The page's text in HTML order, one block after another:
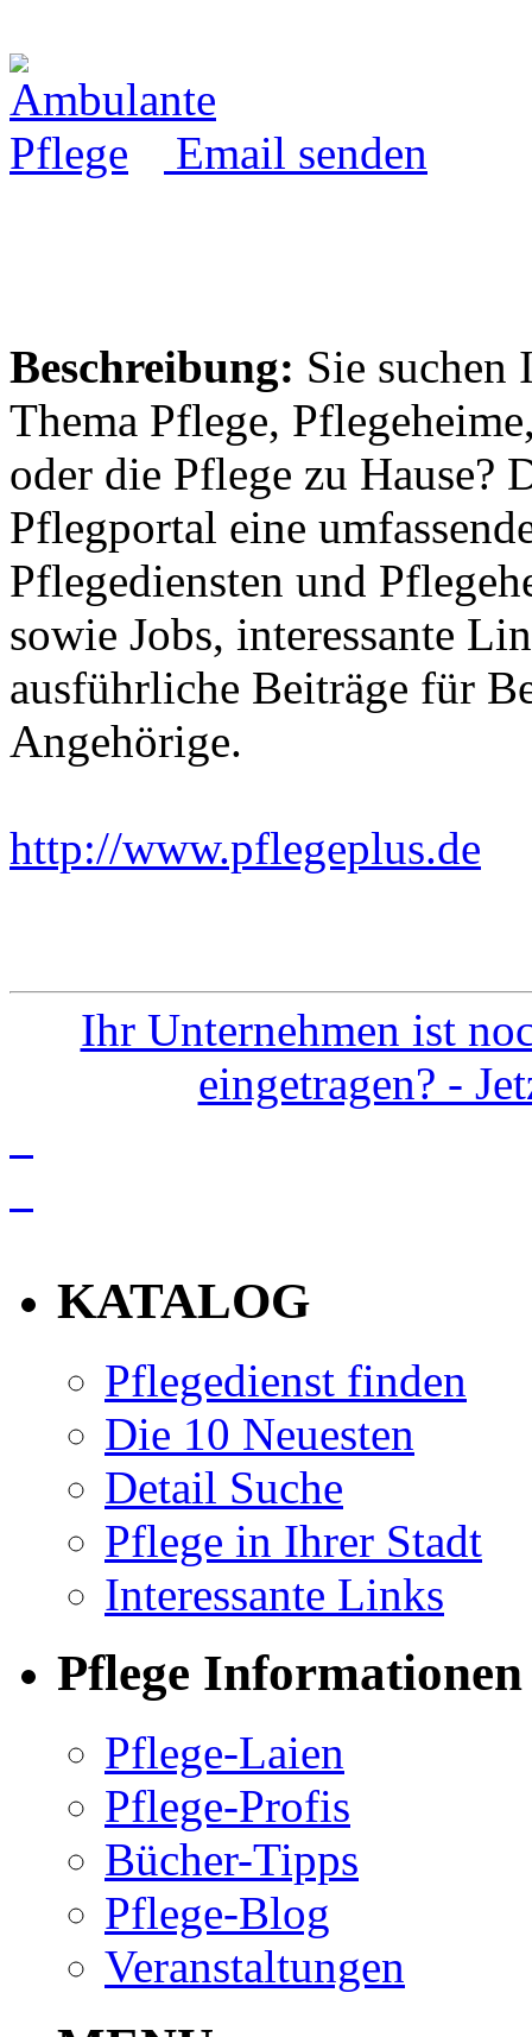
Email senden
Beschreibung: Sie suchen
Thema Pflege,
oder die Pflege zu Hause?
Pflegportal eine
Pflegediensten und
sowie Jobs, interessante
ausführliche Beiträge für
Angehörige.
http://www.pflegeplus.de
Ihr Unternehmen ist
eingetragen? -
KATALOG
Pflegedienst finden
Die 10 Neuesten
Detail Suche
Pflege in Ihrer Stadt
Interessante Links
Pflege Informationen
Pflege-Laien
Pflege-Profis
Bücher-Tipps
Pflege-Blog
Veranstaltungen